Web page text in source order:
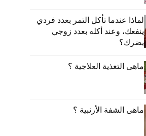
لماذا عندما تأكل التمر بعدد فردي
ينفعك، وعند أكله بعدد زوجي
يضرك؟
ماهى التغذية العلاجية ؟
ماهى الشفة الأرنبية ؟